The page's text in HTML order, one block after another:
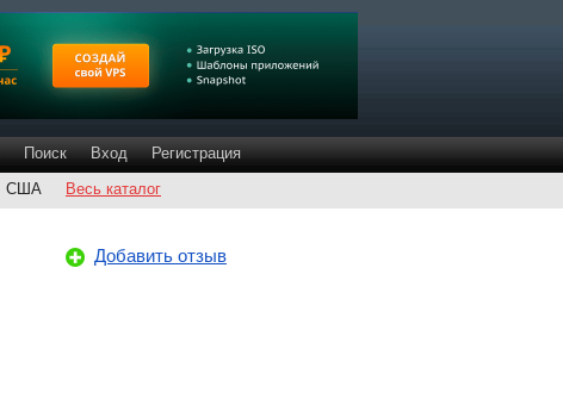
Поиск Вход
Регистрация
США Весь каталог
Добавить отзыв